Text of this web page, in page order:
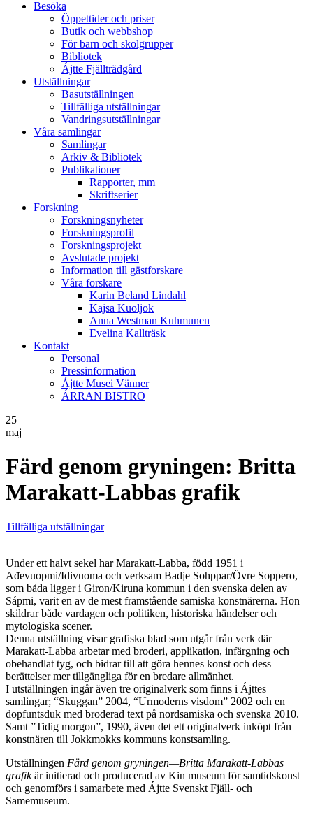
Besöka
Öppettider och priser
Butik och webbshop
För barn och skolgrupper
Bibliotek
Ájtte Fjällträdgård
Utställningar
Basutställningen
Tillfälliga utställningar
Vandringsutställningar
Våra samlingar
Samlingar
Arkiv & Bibliotek
Publikationer
Rapporter, mm
Skriftserier
Forskning
Forskningsnyheter
Forskningsprofil
Forskningsprojekt
Avslutade projekt
Information till gästforskare
Våra forskare
Karin Beland Lindahl
Kajsa Kuoljok
Anna Westman Kuhmunen
Evelina Kallträsk
Kontakt
Personal
Pressinformation
Ájtte Musei Vänner
ÁRRAN BISTRO
25
maj
Färd genom gryningen: Britta
Marakatt-Labbas grafik
Tillfälliga utställningar
Under ett halvt sekel har Marakatt-Labba, född 1951 i
Ađevuopmi/Idivuoma och verksam Badje Sohppar/Övre Soppero,
som båda ligger i Giron/Kiruna kommun i den svenska delen av
Sápmi, varit en av de mest framstående samiska konstnärerna. Hon
skildrar både vardagen och politiken, historiska händelser och
mytologiska scener.
Denna utställning visar grafiska blad som utgår från verk där
Marakatt-Labba arbetar med broderi, applikation, infärgning och
obehandlat tyg, och bidrar till att göra hennes konst och dess
berättelser mer tillgängliga för en bredare allmänhet.
I utställningen ingår även tre originalverk som finns i Ájttes
samlingar; “Skuggan” 2004, “Urmoderns visdom” 2002 och en
dopfuntsduk med broderad text på nordsamiska och svenska 2010.
Samt ”Tidig morgon”, 1990, även det ett originalverk inköpt från
konstnären till Jokkmokks kommuns konstsamling.
Utställningen Färd genom gryningen—Britta Marakatt-Labbas
grafikär initierad och producerad av Kin museum för samtidskonst
och genomförs i samarbete med Ájtte Svenskt Fjäll- och
Samemuseum.